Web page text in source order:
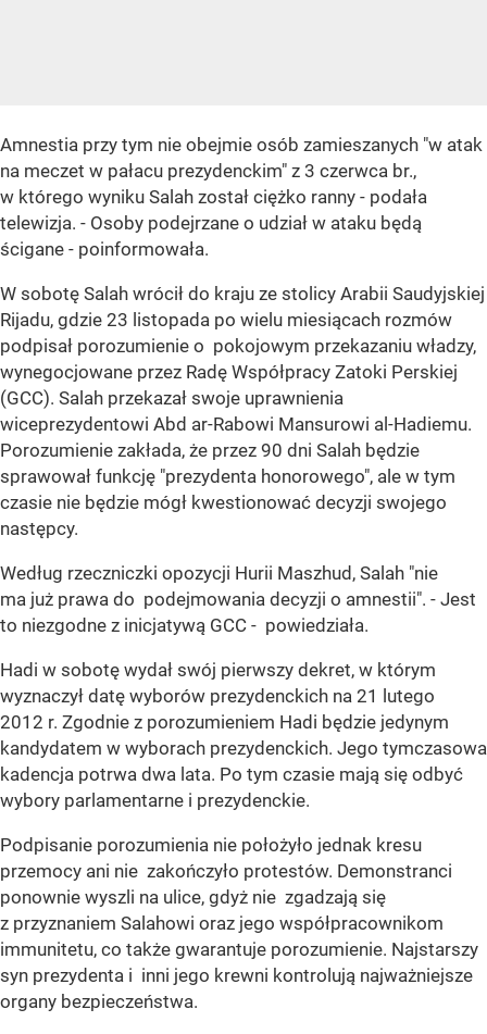
Amnestia przy tym nie obejmie osób zamieszanych "w atak
na meczet w pałacu prezydenckim" z 3 czerwca br.,
w którego wyniku Salah został ciężko ranny - podała
telewizja. - Osoby podejrzane o udział w ataku będą
ścigane - poinformowała.
W sobotę Salah wrócił do kraju ze stolicy Arabii Saudyjskiej
Rijadu, gdzie 23 listopada po wielu miesiącach rozmów
podpisał porozumienie o pokojowym przekazaniu władzy,
wynegocjowane przez Radę Współpracy Zatoki Perskiej
(GCC). Salah przekazał swoje uprawnienia
wiceprezydentowi Abd ar-Rabowi Mansurowi al-Hadiemu.
Porozumienie zakłada, że przez 90 dni Salah będzie
sprawował funkcję "prezydenta honorowego", ale w tym
czasie nie będzie mógł kwestionować decyzji swojego
następcy.
Według rzeczniczki opozycji Hurii Maszhud, Salah "nie
ma już prawa do podejmowania decyzji o amnestii". - Jest
to niezgodne z inicjatywą GCC - powiedziała.
Hadi w sobotę wydał swój pierwszy dekret, w którym
wyznaczył datę wyborów prezydenckich na 21 lutego
2012 r. Zgodnie z porozumieniem Hadi będzie jedynym
kandydatem w wyborach prezydenckich. Jego tymczasowa
kadencja potrwa dwa lata. Po tym czasie mają się odbyć
wybory parlamentarne i prezydenckie.
Podpisanie porozumienia nie położyło jednak kresu
przemocy ani nie zakończyło protestów. Demonstranci
ponownie wyszli na ulice, gdyż nie zgadzają się
z przyznaniem Salahowi oraz jego współpracownikom
immunitetu, co także gwarantuje porozumienie. Najstarszy
syn prezydenta i inni jego krewni kontrolują najważniejsze
organy bezpieczeństwa.